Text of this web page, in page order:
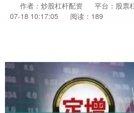
作者：炒股杠杆配资 平台：股票
07-18 10:17:05
阅读：189